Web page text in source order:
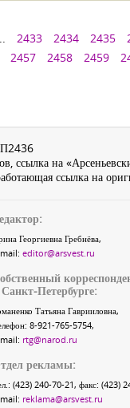
2433 2434 2435
2457 2458 2459
П2436
ссылка на
ссылка на
Георгиевна Гребнёва,
editor@arsvest.ru
Петербурге:
Татьяна Гаврииловна,
8-921-765-5754,
rtg@narod.ru
рекламы:
(423) 240-70-21, факс: (423)
reklama@arsvest.ru